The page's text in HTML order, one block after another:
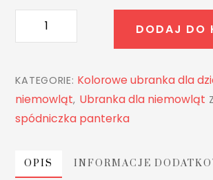
marszczeniem
PANTERKA
DODAJ DO
KATEGORIE: Kolorowe ubranka dla
niemowląt, Ubranka dla niemowląt
spódniczka panterka
OPIS INFORMACJE